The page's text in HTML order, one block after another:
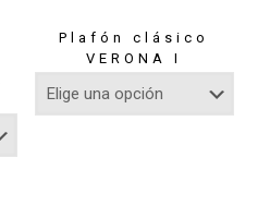
Plafón clásico
VERONA I